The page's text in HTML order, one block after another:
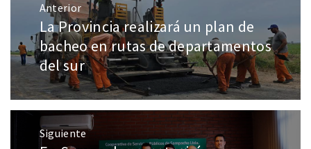
Anterior
La Provincia realizará un plan de
bacheo en rutas de departamentos
del sur
Siguiente